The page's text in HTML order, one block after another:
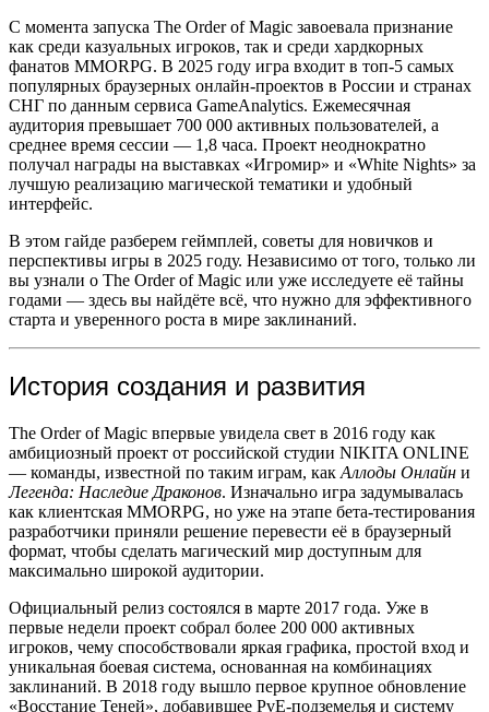
С момента запуска The Order of Magic завоевала признание
как среди казуальных игроков, так и среди хардкорных
фанатов MMORPG. В 2025 году игра входит в топ-5 самых
популярных браузерных онлайн-проектов в России и странах
СНГ по данным сервиса GameAnalytics. Ежемесячная
аудитория превышает 700 000 активных пользователей, а
среднее время сессии — 1,8 часа. Проект неоднократно
получал награды на выставках «Игромир» и «White Nights» за
лучшую реализацию магической тематики и удобный
интерфейс.
В этом гайде разберем геймплей, советы для новичков и
перспективы игры в 2025 году. Независимо от того, только ли
вы узнали о The Order of Magic или уже исследуете её тайны
годами — здесь вы найдёте всё, что нужно для эффективного
старта и уверенного роста в мире заклинаний.
История создания и развития
The Order of Magic впервые увидела свет в 2016 году как
амбициозный проект от российской студии NIKITA ONLINE
— команды, известной по таким играм, как Аллоды Онлайн и
Легенда: Наследие Драконов. Изначально игра задумывалась
как клиентская MMORPG, но уже на этапе бета-тестирования
разработчики приняли решение перевести её в браузерный
формат, чтобы сделать магический мир доступным для
максимально широкой аудитории.
Официальный релиз состоялся в марте 2017 года. Уже в
первые недели проект собрал более 200 000 активных
игроков, чему способствовали яркая графика, простой вход и
уникальная боевая система, основанная на комбинациях
заклинаний. В 2018 году вышло первое крупное обновление
«Восстание Теней», добавившее PvE-подземелья и систему